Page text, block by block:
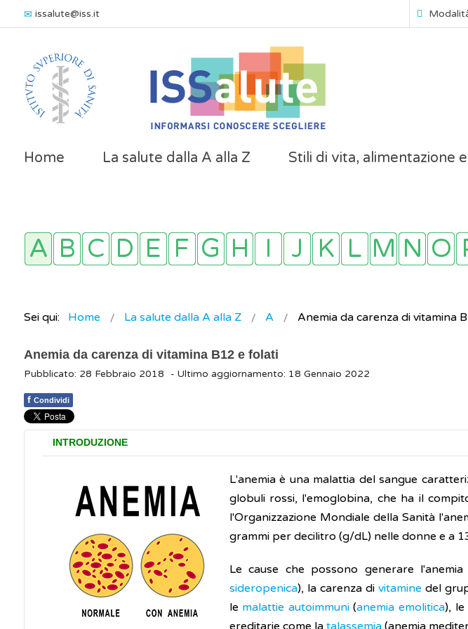
issalute@iss.it
Home La salute dalla A alla Z Stili di vita, alimentazione
Sei qui: Home La salute dalla A alla Z A Anemia da carenza di vitamina
Anemia da carenza di vitamina B12 e folati
Pubblicato: 28 Febbraio 2018 - Ultimo aggiornamento: 18 Gennaio 2022
f Condividi
INTRODUZIONE
L'anemia è una malattia del sangue
globuli rossi, l'emoglobina, che ha il
l'Organizzazione Mondiale della Sanità
grammi per decilitro (g/dL) nelle donne e a
Le cause che possono generare
sideropenica), la carenza di vitamine del
le malattie autoimmuni(anemia emolitica),
ereditarie come la talassemia(anemia